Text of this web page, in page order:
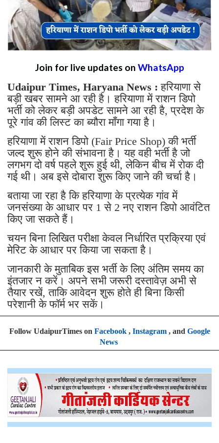
Join for live updates on WhatsApp
Udaipur Times, Haryana News :हरियाणा से
बड़ी खबर सामने आ रही है। हरियाणा में राशन डिपो
भर्ती को लेकर बड़ी अपडेट सामने आ रही है, प्रदेश के
पूरे गांव की लिस्ट का ब्यौरा माँगा गया है।
हरियाणा में राशन डिपो (Fair Price Shop) की भर्ती
जल्द शुरू होने की संभावना है। यह वही भर्ती है जो
लगभग दो वर्ष पहले शुरू हुई थी, लेकिन बीच में रोक दी
गई थी। अब इसे दोबारा शुरू किए जाने की चर्चा है।
बताया जा रहा है कि हरियाणा के प्रत्येक गांव में
जनसंख्या के आधार पर 1 से 2 नए राशन डिपो आवंटित
किए जा सकते हैं।
चयन बिना लिखित परीक्षा केवल निर्धारित प्रक्रिया एवं
मेरिट के आधार पर किया जा सकता है।
जानकारी के मुताबिक इस भर्ती के लिए अंतिम समय का
इंतजार न करें। अपने सभी जरूरी दस्तावेज़ अभी से
तैयार रखें, ताकि आवेदन शुरू होते ही बिना किसी
परेशानी के फॉर्म भर सकें।
Follow UdaipurTimes on Facebook, Instagram, and Google
News